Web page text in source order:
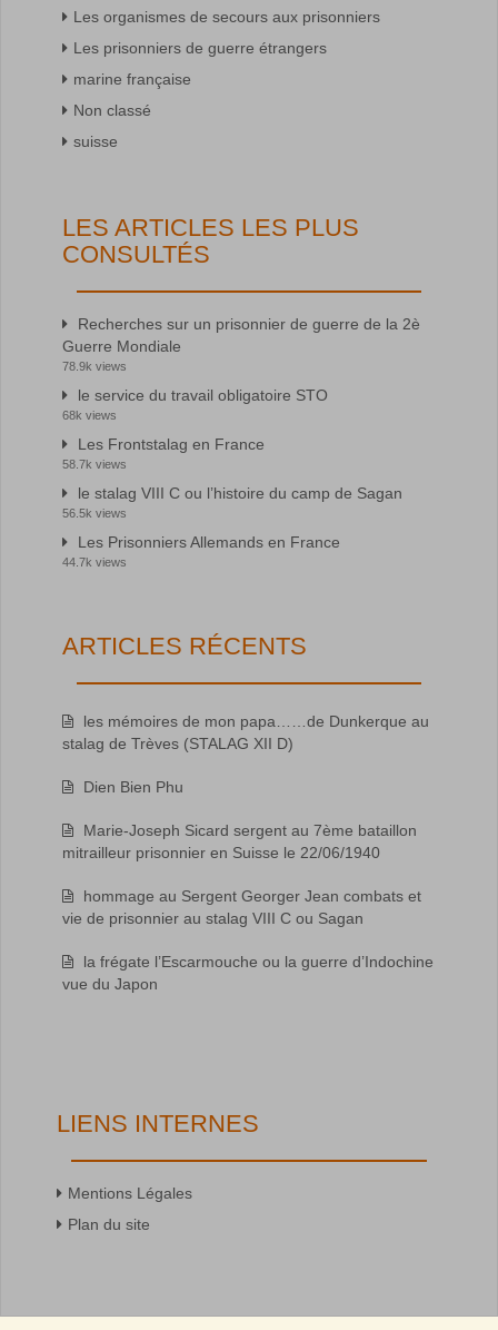
Les organismes de secours aux prisonniers
Les prisonniers de guerre étrangers
marine française
Non classé
suisse
LES ARTICLES LES PLUS
CONSULTÉS
Recherches sur un prisonnier de guerre de la 2è
Guerre Mondiale
78.9k views
le service du travail obligatoire STO
68k views
Les Frontstalag en France
58.7k views
le stalag VIII C ou l’histoire du camp de Sagan
56.5k views
Les Prisonniers Allemands en France
44.7k views
ARTICLES RÉCENTS
les mémoires de mon papa……de Dunkerque au
stalag de Trèves (STALAG XII D)
Dien Bien Phu
Marie-Joseph Sicard sergent au 7ème bataillon
mitrailleur prisonnier en Suisse le 22/06/1940
hommage au Sergent Georger Jean combats et
vie de prisonnier au stalag VIII C ou Sagan
la frégate l’Escarmouche ou la guerre d’Indochine
vue du Japon
LIENS INTERNES
Mentions Légales
Plan du site